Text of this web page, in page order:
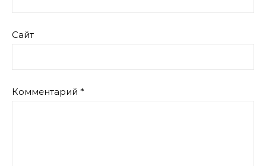
Сайт
Комментарий *